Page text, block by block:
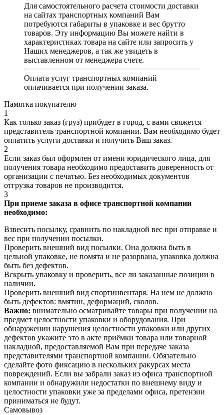
Для самостоятельного расчета стоимости доставки
на сайтах транспортных компаний Вам
потребуются габариты в упаковке и вес брутто
товаров. Эту информацию Вы можете найти в
характеристиках товара на сайте или запросить у
Наших менеджеров, а так же увидеть в
выставленном от менеджера счете.
Оплата услуг транспортных компаний
оплачивается при получении заказа.
Памятка покупателю
1
Как только заказ (груз) прибудет в город, с вами свяжется
представитель транспортной компании. Вам необходимо будет
оплатить услуги доставки и получить Ваш заказ.
2
Если заказ был оформлен от имени юридического лица, для
получения товара необходимо предоставить доверенность от
организации с печатью. Без необходимых документов
отгрузка товаров не производится.
3
При приеме заказа в офисе транспортной компании
необходимо:
Взвесить посылку, сравнить по накладной вес при отправке и
вес при получении посылки.
Проверить внешний вид посылки. Она должна быть в
цельной упаковке, не помята и не разорвана, упаковка должна
быть без дефектов.
Вскрыть упаковку и проверить, все ли заказанные позиции в
наличии.
Проверить внешний вид спортинвентаря. На нем не должно
быть дефектов: вмятин, деформаций, сколов.
Важно: внимательно осматривайте товары при получении на
предмет целостности упаковки и оборудования. При
обнаружении нарушения целостности упаковки или других
дефектов укажите это в акте приёмки товара или товарной
накладной, предоставляемой Вам при передаче заказа
представителями транспортной компании. Обязательно
сделайте фото фиксацию в нескольких ракурсах места
повреждений. Если вы забрали заказ из офиса транспортной
компании и обнаружили недостатки по внешнему виду и
целостности упаковки уже за пределами офиса, претензии
приниматься не будут.
Самовывоз